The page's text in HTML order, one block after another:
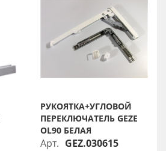
РУКОЯТКА+УГЛОВОЙ
ПЕРЕКЛЮЧАТЕЛЬ GEZE
OL90 БЕЛАЯ
Арт. GEZ.030615